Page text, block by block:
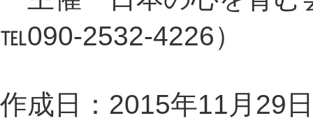
℡090-2532-4226）
作成日：2015年11月29日